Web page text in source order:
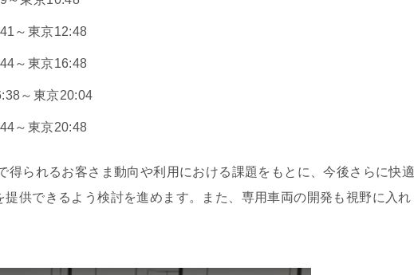
～東京12:48
～東京16:48
～東京20:04
～東京20:48
られるお客さま動向や利用における課題をもとに、今後さらに快
供できるよう検討を進めます。また、専用車両の開発も視野に入れ